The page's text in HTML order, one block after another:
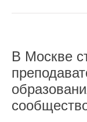
В Москве